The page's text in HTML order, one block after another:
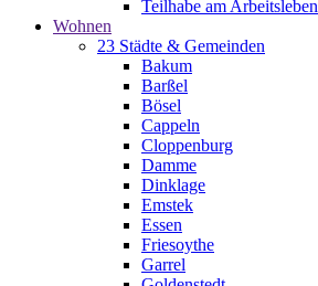
Teilhabe am Arbeitsleben
Wohnen
23 Städte & Gemeinden
Bakum
Barßel
Bösel
Cappeln
Cloppenburg
Damme
Dinklage
Emstek
Essen
Friesoythe
Garrel